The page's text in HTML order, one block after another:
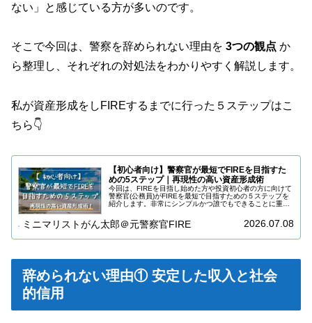
ない」と感じている方が多いのです。
そこで今回は、警察を辞められない理由を 3つの観点 か
ら整理し、それぞれの対処法をわかりやすく解説します。
私が資産形成をしFIREするまでに行った５ステップはこ
ちら👇️
【初心者向け】警察官が最短でFIREを目指すた
めの5ステップ｜再現性の高い資産形成術
今回は、FIREを目指し始めた方や投資初心者の方に向けて
警察官(公務員)がFIREを最短で目指すための５ステップを
紹介します。非常にシンプルかつ誰でもできることに重点
ていただきたいと思いま…
ミニマリストがん太郎＠元警察官FIRE 2026.07.08
辞められない理由① 安定した収入と社会
的信用